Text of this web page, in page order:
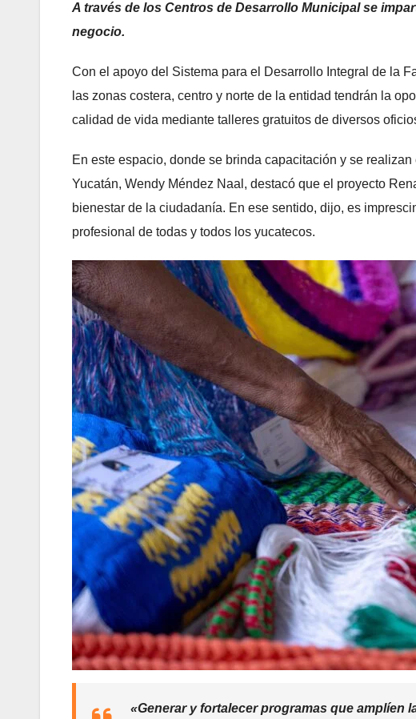
⁠A través de los Centros de Desarrollo Municipal se
negocio.
Con el apoyo del Sistema para el Desarrollo Integral de la
las zonas costera, centro y norte de la entidad tendrán la
calidad de vida mediante talleres gratuitos de diversos
En este espacio, donde se brinda capacitación y se
Yucatán, Wendy Méndez Naal, destacó que el proyecto
bienestar de la ciudadanía. En ese sentido, dijo, es
profesional de todas y todos los yucatecos.
«Generar y fortalecer programas que